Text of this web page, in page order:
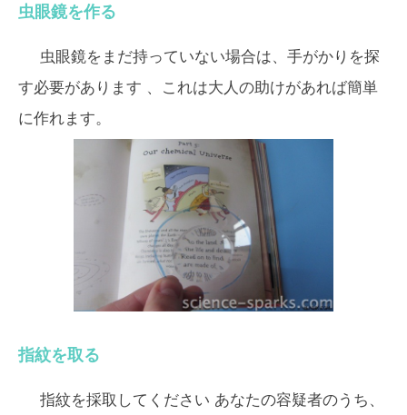
虫眼鏡を作る
虫眼鏡をまだ持っていない場合は、手がかりを探
す必要があります 、これは大人の助けがあれば簡単
に作れます。
指紋を取る
指紋を採取してください あなたの容疑者のうち、